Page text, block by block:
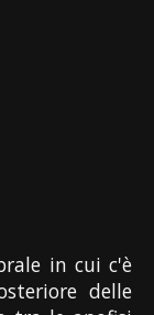
in cui c'è
delle